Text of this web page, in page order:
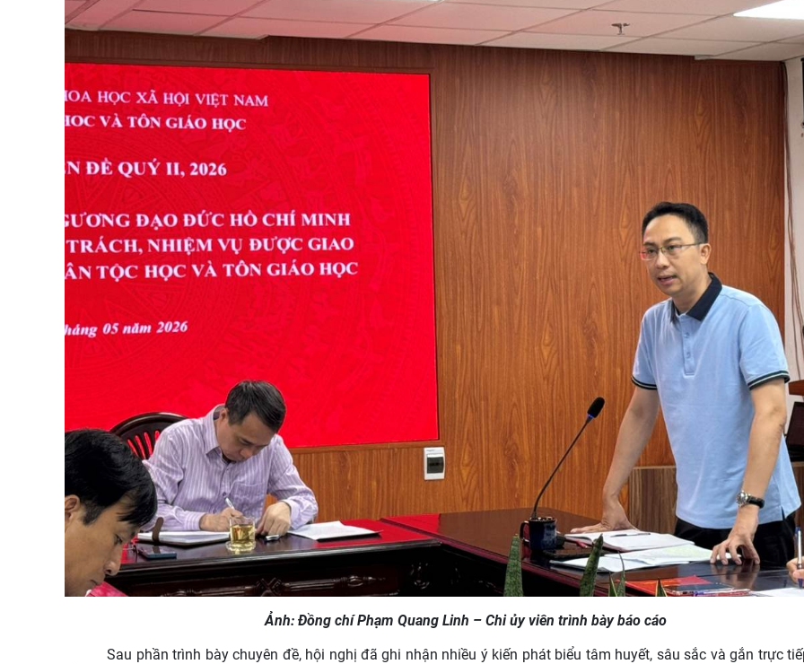
Ảnh: Đồng chí Phạm Quang Linh – Chi ủy viên trình bày báo cáo
Sau phần trình bày chuyên đề, hội nghị đã ghi nhận nhiều ý kiến phát biểu tâm huyết, sâu sắc và gắn trực